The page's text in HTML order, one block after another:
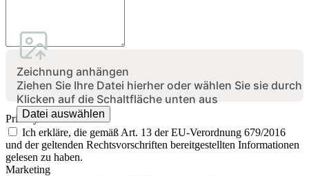
Zeichnung anhängen
Ziehen Sie Ihre Datei hierher oder wählen Sie sie durch
Klicken auf die Schaltfläche unten aus
Datei auswählen
Privacy
Ich erkläre, die gemäß Art. 13 der EU-Verordnung 679/2016
und der geltenden Rechtsvorschriften bereitgestellten Informationen
gelesen zu haben.
Marketing